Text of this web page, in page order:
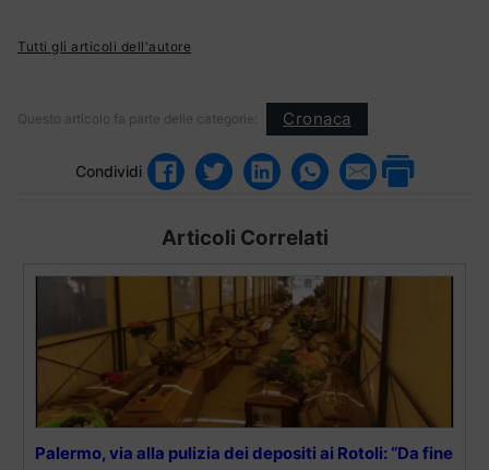
Tutti gli articoli dell'autore
Questo articolo fa parte delle categorie: Cronaca
Condividi
Articoli Correlati
Palermo, via alla pulizia dei depositi ai Rotoli: “Da fine